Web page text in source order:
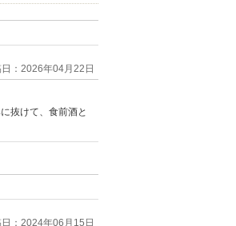
：2026年04月22日
抜けて、食前酒と
：2024年06月15日